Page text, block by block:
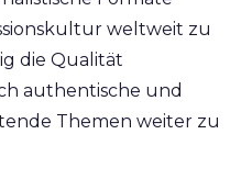
weltweit zu
die Qualität
authentische und
Themen weiter zu